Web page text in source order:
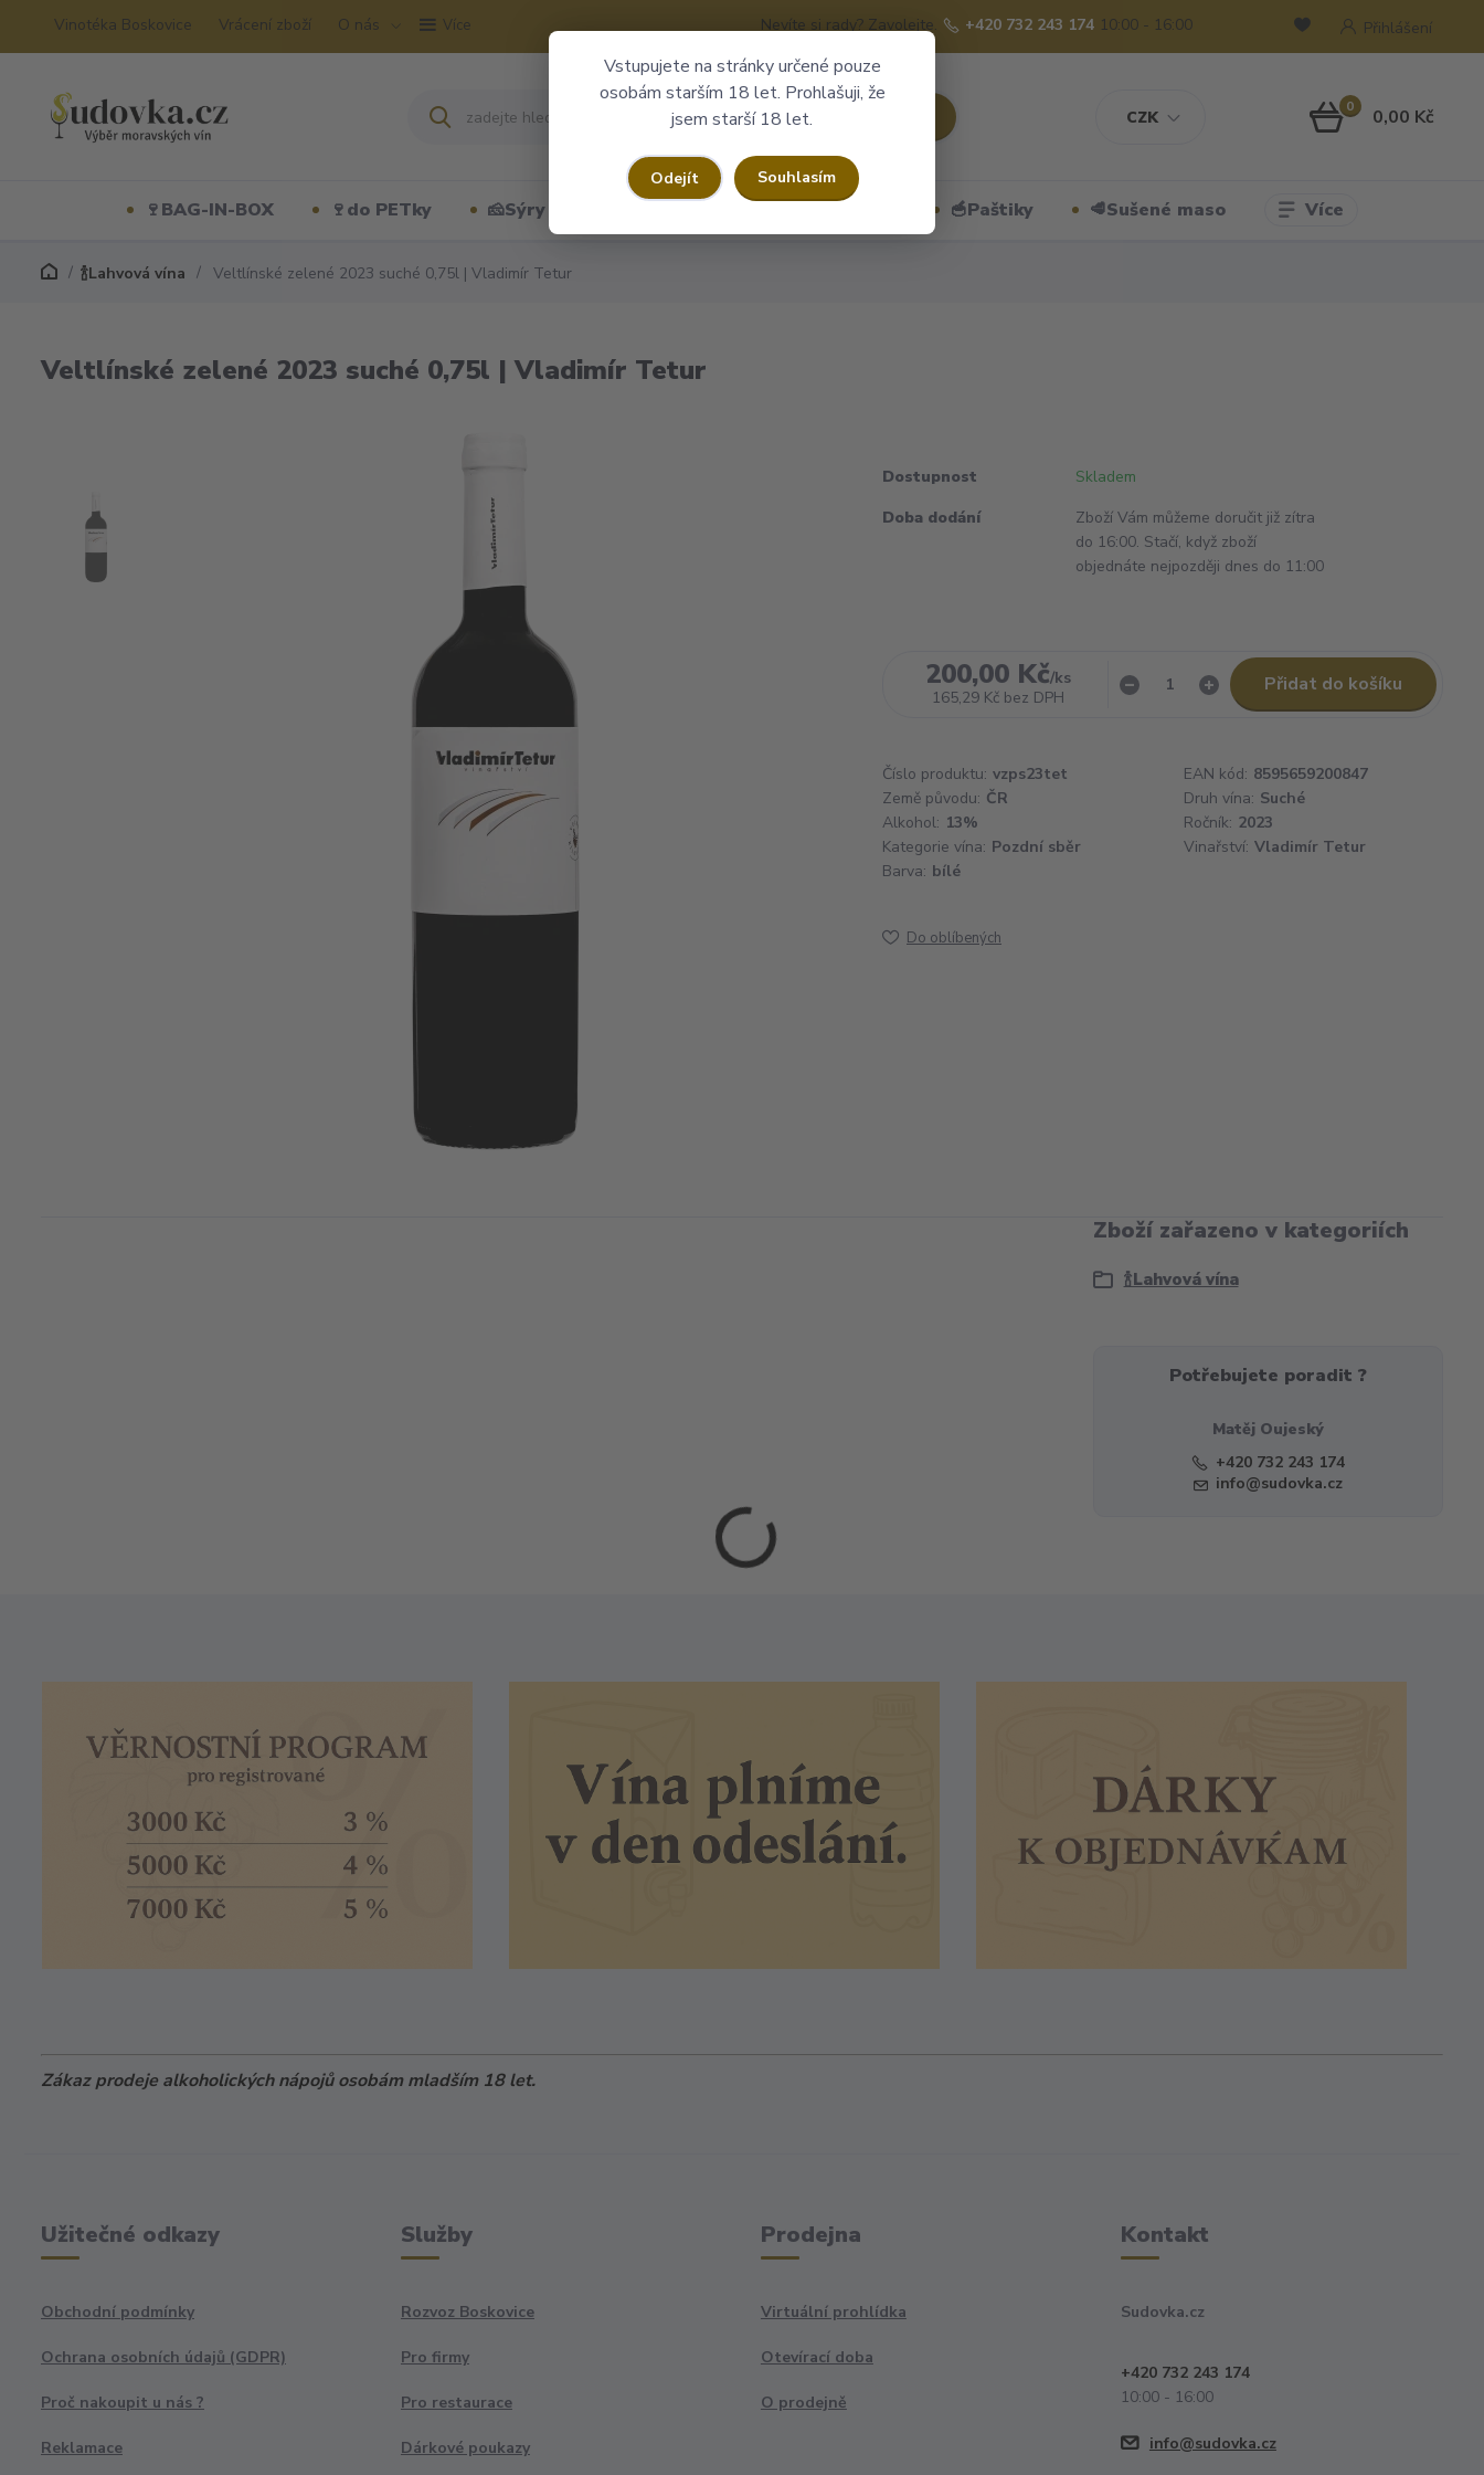
Vstupujete na stránky určené pouze
osobám starším 18 let. Prohlašuji, že
jsem starší 18 let.
Odejít Souhlasím
Vinotéka Boskovice Vrácení zboží O nás Více
CZK
Přihlášení
Nevíte si rady? Zavolejte. +420 732 243 174 10:00 - 16:00
0 0,00 Kč
🍷BAG-IN-BOX 🍷do PETky 🧀Sýry 🥣Paštiky 🥩Sušené maso Více
🍾Lahvová vína Veltlínské zelené 2023 suché 0,75l | Vladimír Tetur
Veltlínské zelené 2023 suché 0,75l | Vladimír Tetur
Dostupnost
Skladem
Doba dodání
Zboží Vám můžeme doručit již zítra
do 16:00. Stačí, když zboží
objednáte nejpozději dnes do 11:00
200,00 Kč/ks
165,29 Kč bez DPH
Přidat do košíku
Číslo produktu: vzps23tet EAN kód: 8595659200847
Země původu: ČR Druh vína: Suché
Alkohol: 13% Ročník: 2023
Kategorie vína: Pozdní sběr Vinařství: Vladimír Tetur
Barva: bílé
Do oblíbených
Zboží zařazeno v kategoriích
🍾Lahvová vína
Potřebujete poradit ?
Matěj Oujeský
+420 732 243 174
info@sudovka.cz
Zákaz prodeje alkoholických nápojů osobám mladším 18 let.
Užitečné odkazy
Obchodní podmínky
Ochrana osobních údajů (GDPR)
Proč nakoupit u nás ?
Reklamace
Služby
Rozvoz Boskovice
Pro firmy
Pro restaurace
Dárkové poukazy
Prodejna
Virtuální prohlídka
Otevírací doba
O prodejně
Kontakt
Sudovka.cz
+420 732 243 174
10:00 - 16:00
info@sudovka.cz